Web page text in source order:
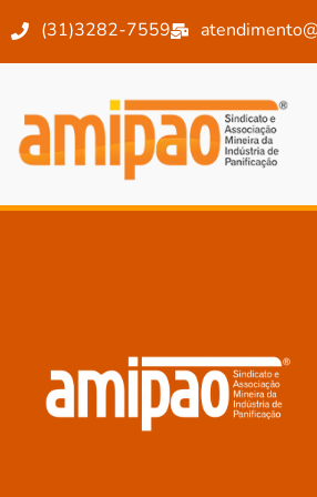
(31)3282-7559